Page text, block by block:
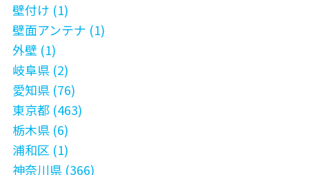
壁付け (1)
壁面アンテナ (1)
外壁 (1)
岐阜県 (2)
愛知県 (76)
東京都 (463)
栃木県 (6)
浦和区 (1)
神奈川県 (366)